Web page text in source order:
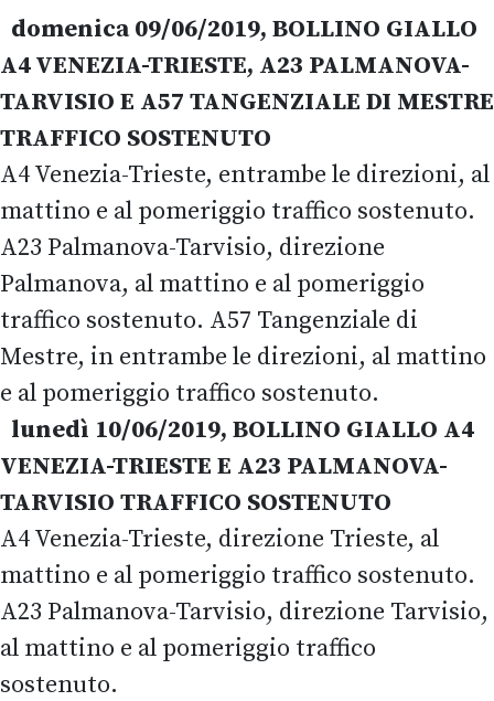
domenica 09/06/2019, BOLLINO GIALLO
A4 VENEZIA-TRIESTE, A23 PALMANOVA-
TARVISIO E A57 TANGENZIALE DI MESTRE
TRAFFICO SOSTENUTO
A4 Venezia-Trieste, entrambe le direzioni, al
mattino e al pomeriggio traffico sostenuto.
A23 Palmanova-Tarvisio, direzione
Palmanova, al mattino e al pomeriggio
traffico sostenuto. A57 Tangenziale di
Mestre, in entrambe le direzioni, al mattino
e al pomeriggio traffico sostenuto.
lunedì 10/06/2019, BOLLINO GIALLO A4
VENEZIA-TRIESTE E A23 PALMANOVA-
TARVISIO TRAFFICO SOSTENUTO
A4 Venezia-Trieste, direzione Trieste, al
mattino e al pomeriggio traffico sostenuto.
A23 Palmanova-Tarvisio, direzione Tarvisio,
al mattino e al pomeriggio traffico
sostenuto.